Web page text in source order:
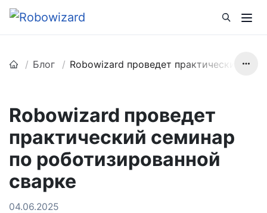
Блог Robowizard проведет практический
Robowizard проведет
практический семинар
по роботизированной
сварке
04.06.2025